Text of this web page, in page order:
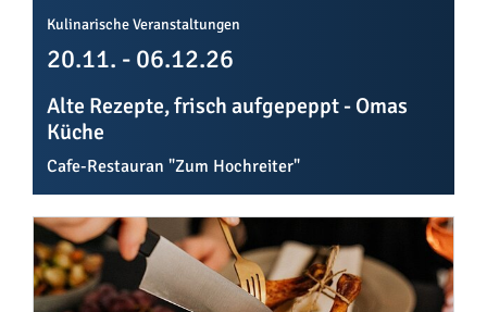
Kulinarische Veranstaltungen
20.11. - 06.12.26
Alte Rezepte, frisch aufgepeppt - Omas
Küche
Cafe-Restauran "Zum Hochreiter"